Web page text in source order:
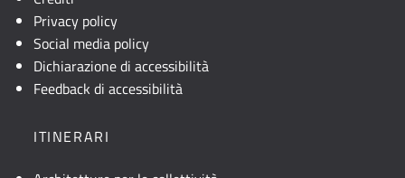
Privacy policy
Social media policy
Dichiarazione di accessibilità
Feedback di accessibilità
ITINERARI